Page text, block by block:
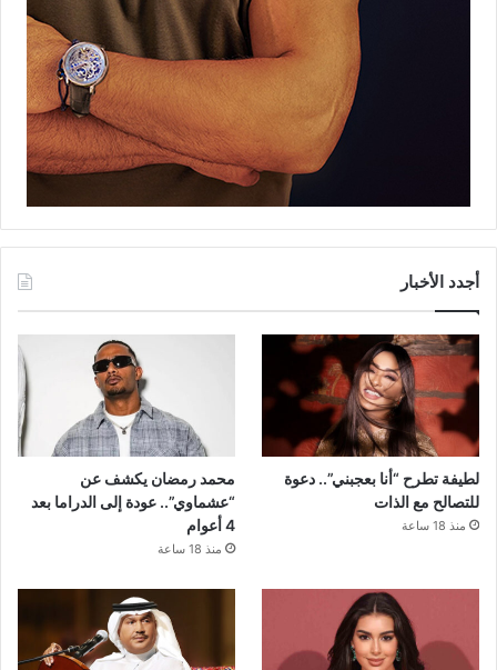
أجدد الأخبار
لطيفة تطرح “أنا بعجبني”.. دعوة
للتصالح مع الذات
منذ 18 ساعة
محمد رمضان يكشف عن
“عشماوي”.. عودة إلى الدراما بعد
4 أعوام
منذ 18 ساعة